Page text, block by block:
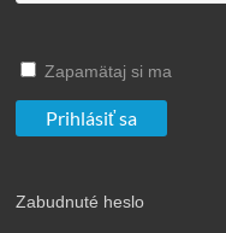
Zapamätaj si ma
Zabudnuté heslo